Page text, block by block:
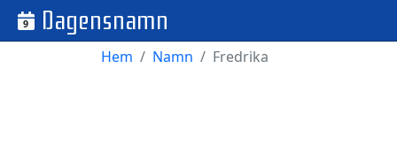
9 Dagensnamn
Hem Namn Fredrika